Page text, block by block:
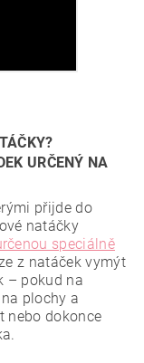
URČENÝ NA
přijde do
natáčky
speciálně
z natáček vymýt
– pokud na
plochy a
nebo dokonce